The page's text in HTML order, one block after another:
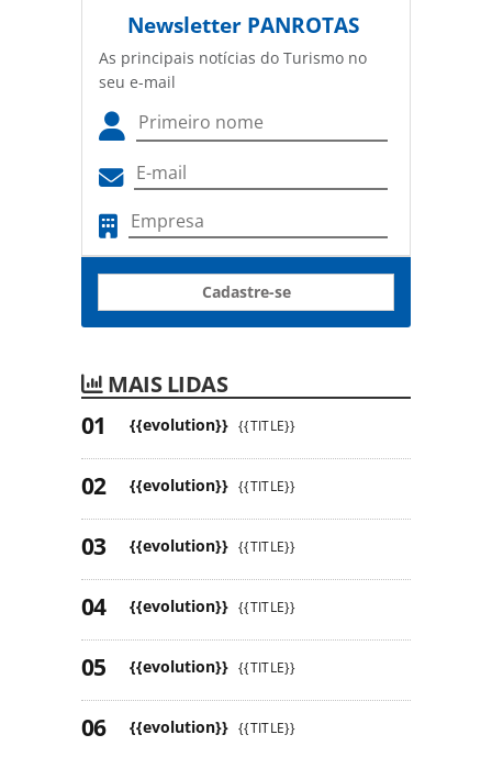
Newsletter PANROTAS
As principais notícias do Turismo no
seu e-mail
Cadastre-se
MAIS LIDAS
{{evolution}} {{TITLE}}
{{evolution}} {{TITLE}}
{{evolution}} {{TITLE}}
{{evolution}} {{TITLE}}
{{evolution}} {{TITLE}}
{{evolution}} {{TITLE}}